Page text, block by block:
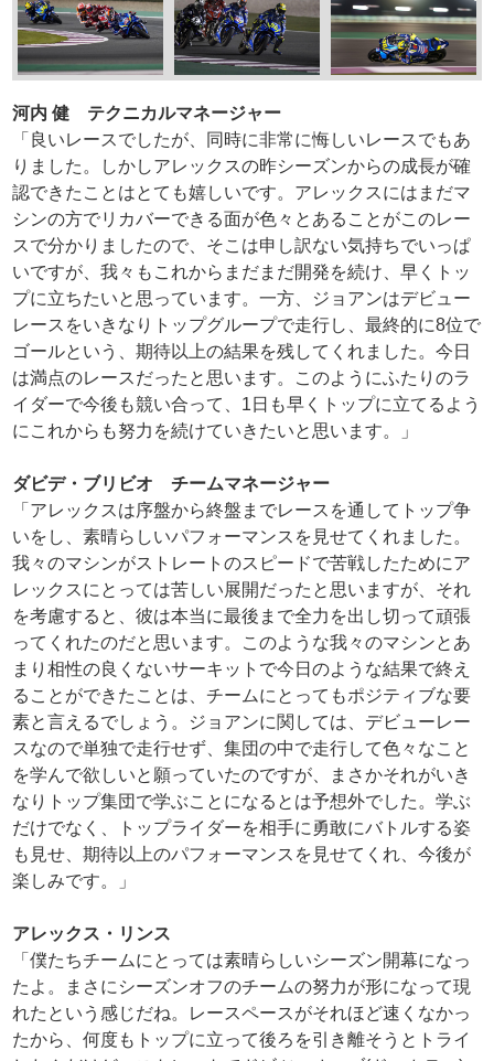
河内 健 テクニカルマネージャー
「良いレースでしたが、同時に非常に悔しいレースでもあ
りました。しかしアレックスの昨シーズンからの成長が確
認できたことはとても嬉しいです。アレックスにはまだマ
シンの方でリカバーできる面が色々とあることがこのレー
スで分かりましたので、そこは申し訳ない気持ちでいっぱ
いですが、我々もこれからまだまだ開発を続け、早くトッ
プに立ちたいと思っています。一方、ジョアンはデビュー
レースをいきなりトップグループで走行し、最終的に8位で
ゴールという、期待以上の結果を残してくれました。今日
は満点のレースだったと思います。このようにふたりのラ
イダーで今後も競い合って、1日も早くトップに立てるよう
にこれからも努力を続けていきたいと思います。」
ダビデ・ブリビオ チームマネージャー
「アレックスは序盤から終盤までレースを通してトップ争
いをし、素晴らしいパフォーマンスを見せてくれました。
我々のマシンがストレートのスピードで苦戦したためにア
レックスにとっては苦しい展開だったと思いますが、それ
を考慮すると、彼は本当に最後まで全力を出し切って頑張
ってくれたのだと思います。このような我々のマシンとあ
まり相性の良くないサーキットで今日のような結果で終え
ることができたことは、チームにとってもポジティブな要
素と言えるでしょう。ジョアンに関しては、デビューレー
スなので単独で走行せず、集団の中で走行して色々なこと
を学んで欲しいと願っていたのですが、まさかそれがいき
なりトップ集団で学ぶことになるとは予想外でした。学ぶ
だけでなく、トップライダーを相手に勇敢にバトルする姿
も見せ、期待以上のパフォーマンスを見せてくれ、今後が
楽しみです。」
アレックス・リンス
「僕たちチームにとっては素晴らしいシーズン開幕になっ
たよ。まさにシーズンオフのチームの努力が形になって現
れたという感じだね。レースペースがそれほど速くなかっ
たから、何度もトップに立って後ろを引き離そうとトライ